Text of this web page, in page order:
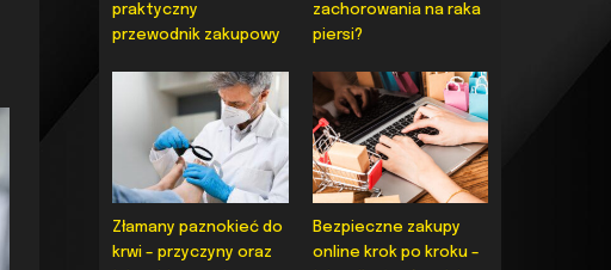
praktyczny
przewodnik zakupowy
zachorowania na raka
piersi?
Złamany paznokieć do
krwi – przyczyny oraz
Bezpieczne zakupy
online krok po kroku –